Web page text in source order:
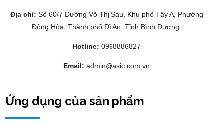
Địa chỉ: Số 60/7 Đường Võ Thị Sáu, Khu phố Tây A, Phường
Đông Hòa, Thành phố Dĩ An, Tỉnh Bình Dương.
Hotline: 0968886827
Email: admin@asic.com.vn
Ứng dụng của sản phẩm
Trương Thị Mỹ Tiênđã mua sản phẩmThanh thép k-20
Nguyễn Đan Phươngđã mua sản phẩmThanh thép k-20
Nguyễn Ngọc Băng Tâm đã mua sản phẩm